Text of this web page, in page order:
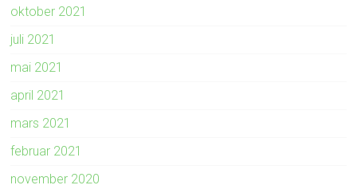
oktober 2021
juli 2021
mai 2021
april 2021
mars 2021
februar 2021
november 2020